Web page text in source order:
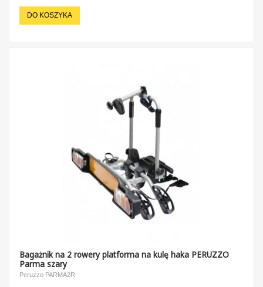
DO KOSZYKA
Bagażnik na 2 rowery platforma na kulę haka PERUZZO
Parma szary
Peruzzo PARMA2R